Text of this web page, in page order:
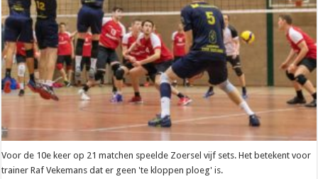
voor
de
punten”
Voor de 10e keer op 21 matchen speelde Zoersel vijf sets. Het betekent voor
trainer Raf Vekemans dat er geen 'te kloppen ploeg' is.